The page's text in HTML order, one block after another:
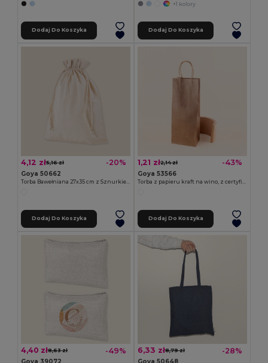
Dodaj Do Koszyka
+1 kolory
Dodaj Do Koszyka
4,12 zł5,16 zł -20%
Goya 50662
Dodaj Do Koszyka
1,21 zł2,14 zł -43%
Goya 53566
Dodaj Do Koszyka
4,40 zł8,63 zł -49% 6,33 zł8,79 zł -28%